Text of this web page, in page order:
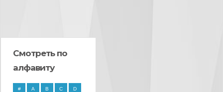
Смотреть по
алфавиту
# A B C D